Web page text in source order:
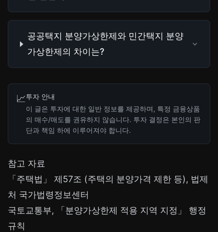
공공택지 분양가상한제와 민간택지 분양
가상한제의 차이는?
📈투자 안내
이 글은 투자에 대한 일반 정보를 제공하며, 특정 금융상품
의 매수/매도를 권유하지 않습니다. 투자 결정은 본인의 판
단과 책임 하에 이루어져야 합니다.
참고 자료
「주택법」 제57조 (주택의 분양가격 제한 등), 법제
처 국가법령정보센터
국토교통부, 「분양가상한제 적용 지역 지정」 행정
규칙